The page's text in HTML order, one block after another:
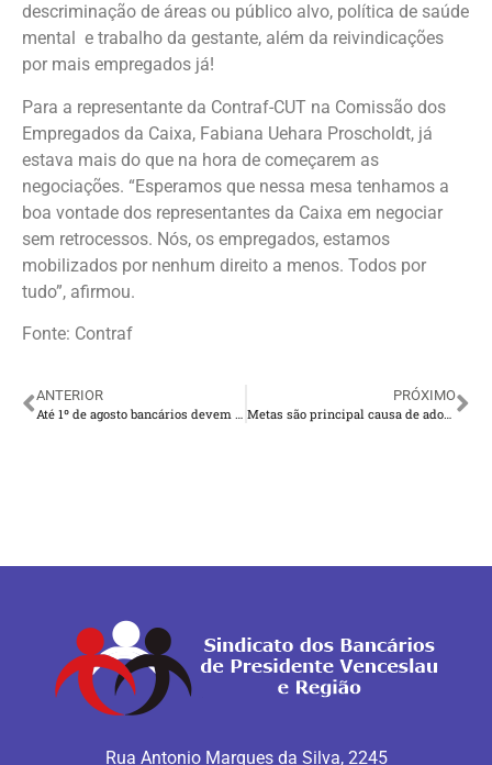
descriminação de áreas ou público alvo, política de saúde
mental e trabalho da gestante, além da reivindicações
por mais empregados já!
Para a representante da Contraf-CUT na Comissão dos
Empregados da Caixa, Fabiana Uehara Proscholdt, já
estava mais do que na hora de começarem as
negociações. “Esperamos que nessa mesa tenhamos a
boa vontade dos representantes da Caixa em negociar
sem retrocessos. Nós, os empregados, estamos
mobilizados por nenhum direito a menos. Todos por
tudo”, afirmou.
Fonte: Contraf
ANTERIOR
Até 1º de agosto bancários devem ter proposta final
PRÓXIMO
Metas são principal causa de adoecimento, mas bancos não trazem solução
Rua Antonio Marques da Silva, 2245